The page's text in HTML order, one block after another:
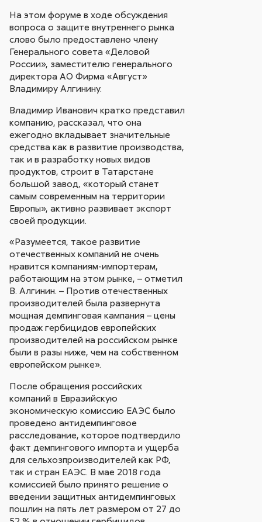
На этом форуме в ходе обсуждения
вопроса о защите внутреннего рынка
слово было предоставлено члену
Генерального совета «Деловой
России», заместителю генерального
директора АО Фирма «Август»
Владимиру Алгинину.
Владимир Иванович кратко представил
компанию, рассказал, что она
ежегодно вкладывает значительные
средства как в развитие производства,
так и в разработку новых видов
продуктов, строит в Татарстане
большой завод, «который станет
самым современным на территории
Европы», активно развивает экспорт
своей продукции.
«Разумеется, такое развитие
отечественных компаний не очень
нравится компаниям-импортерам,
работающим на этом рынке, – отметил
В. Алгинин. – Против отечественных
производителей была развернута
мощная демпинговая кампания – цены
продаж гербицидов европейских
производителей на российском рынке
были в разы ниже, чем на собственном
европейском рынке».
После обращения российских
компаний в Евразийскую
экономическую комиссию ЕАЭС было
проведено антидемпинговое
расследование, которое подтвердило
факт демпингового импорта и ущерба
для сельхозпроизводителей как РФ,
так и стран ЕАЭС. В мае 2018 года
комиссией было принято решение о
введении защитных антидемпинговых
пошлин на пять лет размером от 27 до